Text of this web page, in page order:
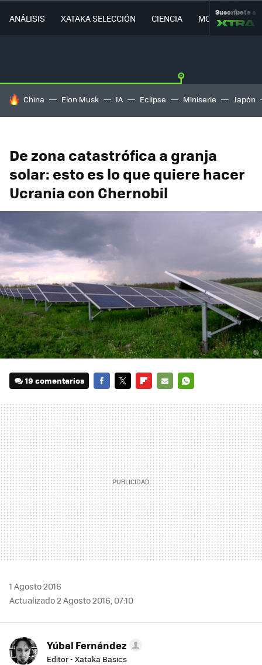
ANÁLISIS XATAKA SELECCIÓN CIENCIA MOVILIDAD
Suscríbete a
HOY SE HABLA DE
China Elon Musk IA Eclipse Miniserie Japón
De zona catastrófica a granja
solar: esto es lo que quiere hacer
Ucrania con Chernobil
19 comentarios
MAIL
1 Agosto 2016
Actualizado 2 Agosto 2016, 07:10
Yúbal Fernández
Editor - Xataka Basics